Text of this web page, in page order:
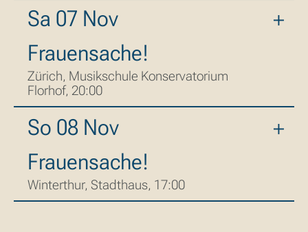
Sa 07 Nov
Frauensache!
Zürich, Musikschule Konservatorium
Florhof, 20:00
So 08 Nov
Frauensache!
Winterthur, Stadthaus, 17:00